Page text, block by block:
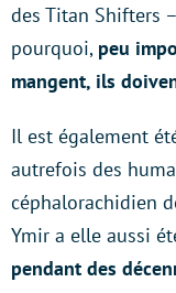
des Titan Shifters
pourquoi, peu
mangent, ils
Il est également
autrefois des
céphalorachidien
Ymir a elle aussi
pendant des